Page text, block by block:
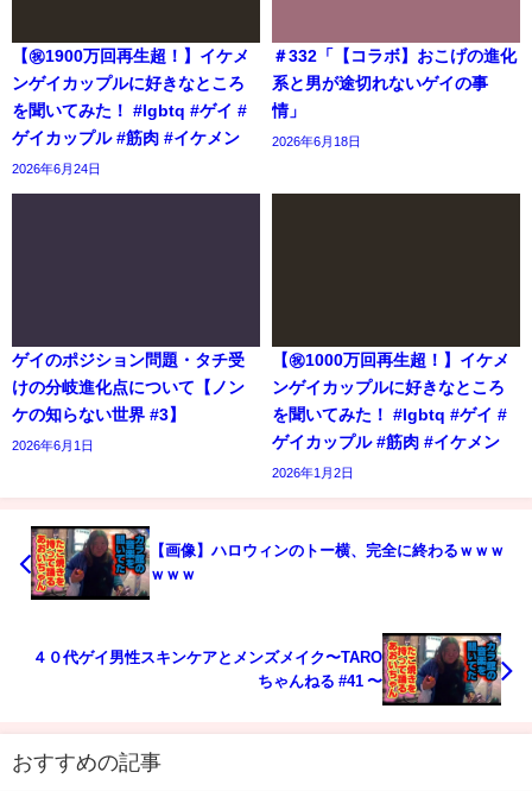
【㊗️1900万回再生超！】イケメ
ンゲイカップルに好きなところ
を聞いてみた！ #lgbtq #ゲイ #
ゲイカップル #筋肉 #イケメン
2026年6月24日
＃332「【コラボ】おこげの進化
系と男が途切れないゲイの事
情」
2026年6月18日
ゲイのポジション問題・タチ受
けの分岐進化点について【ノン
ケの知らない世界 #3】
2026年6月1日
【㊗️1000万回再生超！】イケメ
ンゲイカップルに好きなところ
を聞いてみた！ #lgbtq #ゲイ #
ゲイカップル #筋肉 #イケメン
2026年1月2日
【画像】ハロウィンのトー横、完全に終わるｗｗｗ
ｗｗｗ
４０代ゲイ男性スキンケアとメンズメイク〜TARO
ちゃんねる #41 〜
おすすめの記事